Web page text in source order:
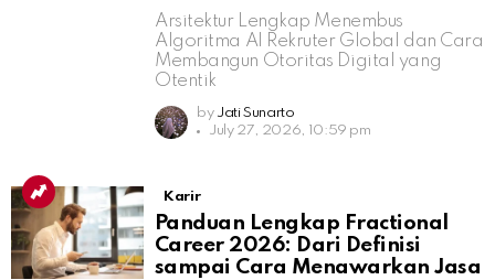
Arsitektur Lengkap Menembus
Algoritma AI Rekruter Global dan Cara
Membangun Otoritas Digital yang
Otentik
by Jati Sunarto
July 27, 2026, 10:59 pm
Karir
Panduan Lengkap Fractional
Career 2026: Dari Definisi
sampai Cara Menawarkan Jasa